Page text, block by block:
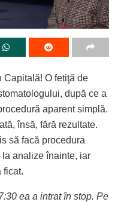
Capitală! O fetiţă de
după ce a
aparent simplă.
însă, fără rezultate.
să facă procedura
analize înainte, iar
ficat.
ea a intrat în stop. Pe